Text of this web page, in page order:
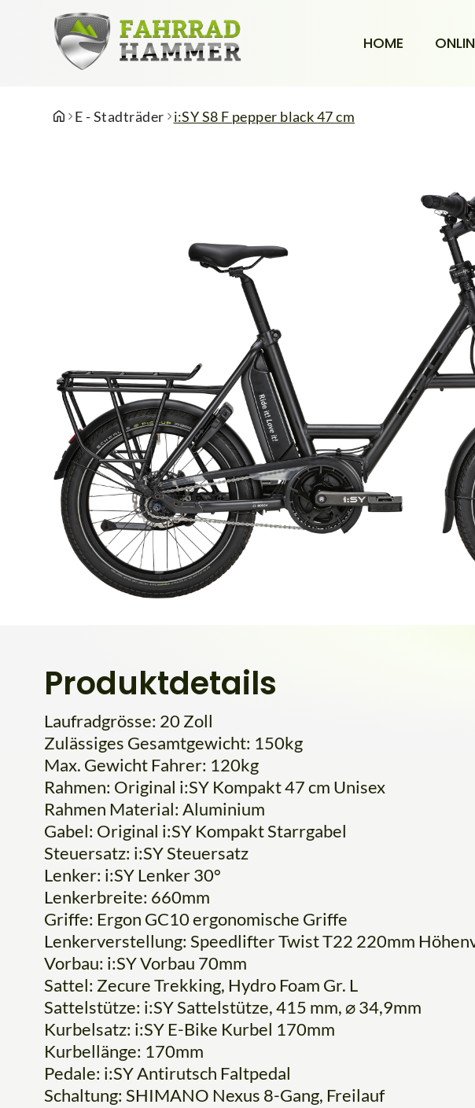
HOME
E - Stadträder i:SY S8 F pepper black 47 cm
Produktdetails
Laufradgrösse: 20 Zoll
Zulässiges Gesamtgewicht: 150kg
Max. Gewicht Fahrer: 120kg
Rahmen: Original i:SY Kompakt 47 cm Unisex
Rahmen Material: Aluminium
Gabel: Original i:SY Kompakt Starrgabel
Steuersatz: i:SY Steuersatz
Lenker: i:SY Lenker 30°
Lenkerbreite: 660mm
Griffe: Ergon GC10 ergonomische Griffe
Lenkerverstellung: Speedlifter Twist T22 220mm
Vorbau: i:SY Vorbau 70mm
Sattel: Zecure Trekking, Hydro Foam Gr. L
Sattelstütze: i:SY Sattelstütze, 415 mm, ⌀ 34,9mm
Kurbelsatz: i:SY E-Bike Kurbel 170mm
Kurbellänge: 170mm
Pedale: i:SY Antirutsch Faltpedal
Schaltung: SHIMANO Nexus 8-Gang, Freilauf